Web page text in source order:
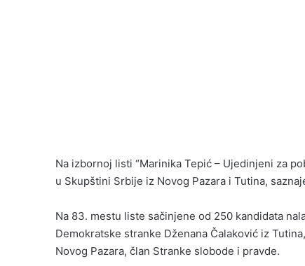
Na izbornoj listi “Marinika Tepić – Ujedinjeni za
u Skupštini Srbije iz Novog Pazara i Tutina,
Na 83. mestu liste sačinjene od 250 kandidata
Demokratske stranke Dženana Čalaković iz
Novog Pazara, član Stranke slobode i pravde.